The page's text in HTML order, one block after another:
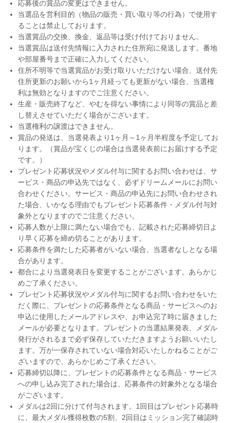
応募後の賞品の変更はできません。
当選品を営利目的（物品の販売・買い取り等の行為）で使用す
ることは禁止しております。
当選賞品の交換、換金、返品等は受け付けておりません。
当選賞品は送付先情報に入力された住所宛に発送します。番地
や部屋番号まで正確に入力してください。
住所不明等で当選賞品がお受け取りいただけない場合、送付先
住所更新のお願いから1ヶ月経っても更新がない場合、当選権
利は無効となりますのでご注意ください。
生産・販売終了など、やむを得ない事情により同等の賞品と差
し替えさせていただく場合がございます。
当選権利の譲渡はできません。
賞品の発送は、当選発表より1ヶ月～1ヶ月半程度を予定してお
ります。（賞品が宝くじの場合は当選発表前にお届けする予定
です。）
プレゼント応募状況やメダル付与に関するお問い合わせは、サ
ービス・商品の申込先ではなく、必ずドリームメールにお問い
合わせください。サービス・商品の申込先にお問い合わせされ
た場合、いかなる理由でもプレゼント応募条件・メダル付与対
象外となりますのでご注意ください。
応募人数が上限に満たない場合でも、記載された応募締切日よ
り早く応募を締め切ることがあります。
応募条件を満たした応募者がいない場合、当選者なしとなる場
合があります。
都合により当選発表日を変更することがございます。あらかじ
めご了承ください。
プレゼント応募状況やメダル付与に関するお問い合わせをいた
だく際に、プレゼントの応募条件となる商品・サービスへのお
申込に使用したメールアドレスや、お申込完了時に届きました
メールが必要となります。プレゼントの当選結果発表、メダル
発行がされるまで必ず保存していただきますようお願いいたし
ます。万が一保存されていない場合対応いたしかねることがご
ざいますので、あらかじめご了承ください。
応募締切以降に、プレゼントの応募条件となる商品・サービス
への申し込み完了された場合は、応募条件の対象外となる場合
がございます。
メダルは2回に分けて付与されます。1回目はプレゼント応募時
に、最大メダル獲得枚数の5割、2回目はミッション完了確認時